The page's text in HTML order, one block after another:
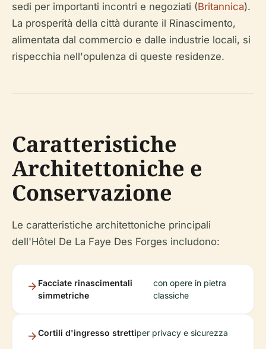
sedi per importanti incontri e negoziati (Britannica).
La prosperità della città durante il Rinascimento,
alimentata dal commercio e dalle industrie locali, si
rispecchia nell'opulenza di queste residenze.
Caratteristiche
Architettoniche e
Conservazione
Le caratteristiche architettoniche principali
dell'Hôtel De La Faye Des Forges includono:
Facciate rinascimentali
simmetriche
con opere in pietra
classiche
Cortili d'ingresso strettiper privacy e sicurezza